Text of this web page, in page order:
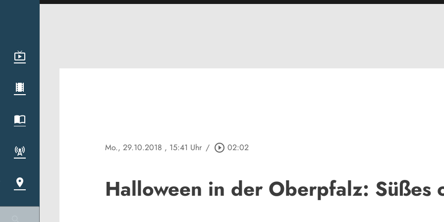
Mo., 29.10.2018 , 15:41 Uhr / play_circle_outline 02:02
Halloween in der Oberpfalz: Süßes